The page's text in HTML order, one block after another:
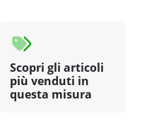
Scopri gli articoli
più venduti in
questa misura